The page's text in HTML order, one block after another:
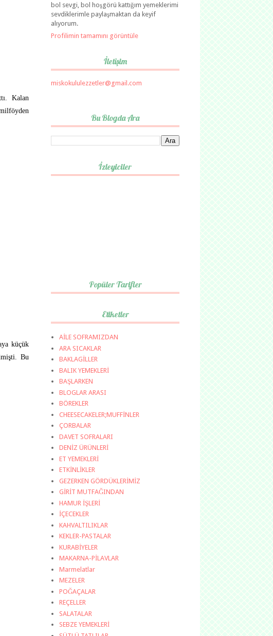
Kalan
küçük
Bu
bol sevgi, bol hoşgörü kattığım yemeklerimi
sevdiklerimle paylaşmaktan da keyif
alıyorum.
Profilimin tamamını görüntüle
İletişim
miskokululezzetler@gmail.com
Bu Blogda Ara
İzleyiciler
Popüler Tarifler
Etiketler
AİLE SOFRAMIZDAN
ARA SICAKLAR
BAKLAGİLLER
BALIK YEMEKLERİ
BAŞLARKEN
BLOGLAR ARASI
BÖREKLER
CHEESECAKELER;MUFFİNLER
ÇORBALAR
DAVET SOFRALARI
DENİZ ÜRÜNLERİ
ET YEMEKLERİ
ETKİNLİKLER
GEZERKEN GÖRDÜKLERİMİZ
GİRİT MUTFAĞINDAN
HAMUR İŞLERİ
İÇECEKLER
KAHVALTILIKLAR
KEKLER-PASTALAR
KURABİYELER
MAKARNA-PİLAVLAR
Marmelatlar
MEZELER
POĞAÇALAR
REÇELLER
SALATALAR
SEBZE YEMEKLERİ